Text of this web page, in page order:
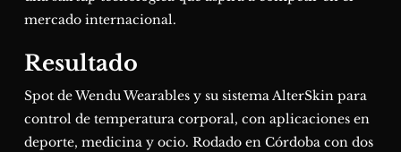
mercado internacional.
Resultado
Spot de Wendu Wearables y su sistema AlterSkin para
control de temperatura corporal, con aplicaciones en
deporte, medicina y ocio. Rodado en Córdoba con dos